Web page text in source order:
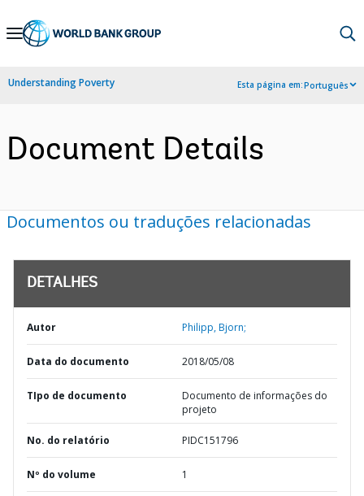
Skip
Navigation
Understanding Poverty Esta página em:Português
Document Details
Documentos ou traduções relacionadas
DETALHES
Autor Philipp, Bjorn;
Data do documento 2018/05/08
TIpo de documento
Documento de informações do
projeto
No. do relatório PIDC151796
Nº do volume 1